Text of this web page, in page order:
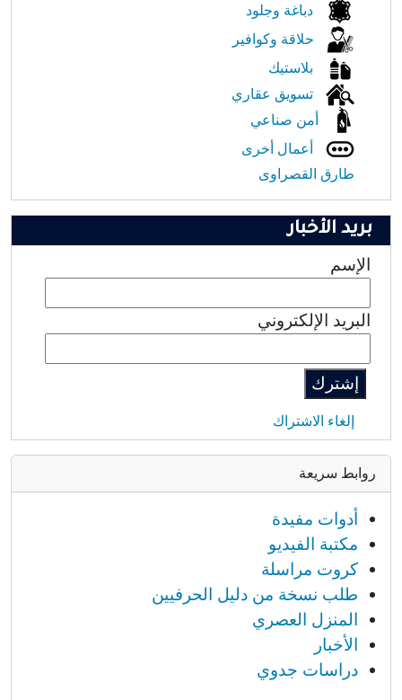
دباغة وجلود
حلاقة وكوافير
بلاستيك
تسويق عقاري
أمن صناعي
أعمال أخرى
طارق القصراوى
بريد الأخبار
الإسم
البريد الإلكتروني
إلغاء الاشتراك
روابط سريعة
أدوات مفيدة
مكتبة الفيديو
كروت مراسلة
طلب نسخة من دليل الحرفيين
المنزل العصري
الأخبار
دراسات جدوي